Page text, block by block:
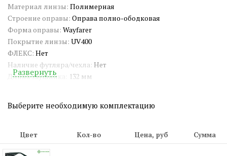
Материал линзы: Полимерная
Строение оправы: Оправа полно-ободковая
Форма оправы: Wayfarer
Покрытие линзы: UV400
ФЛЕКС: Нет
Наличие футляра/чехла: Нет
Длина заушника:
132 мм
Страна происхождения:Китай
СЕРТИФИКАТ:
РОСС CN.АМ05.Н15839
Двойная перекладина:Нет
Развернуть
Выберите необходимую комплектацию
Цвет Кол-во Цена, руб Сумма